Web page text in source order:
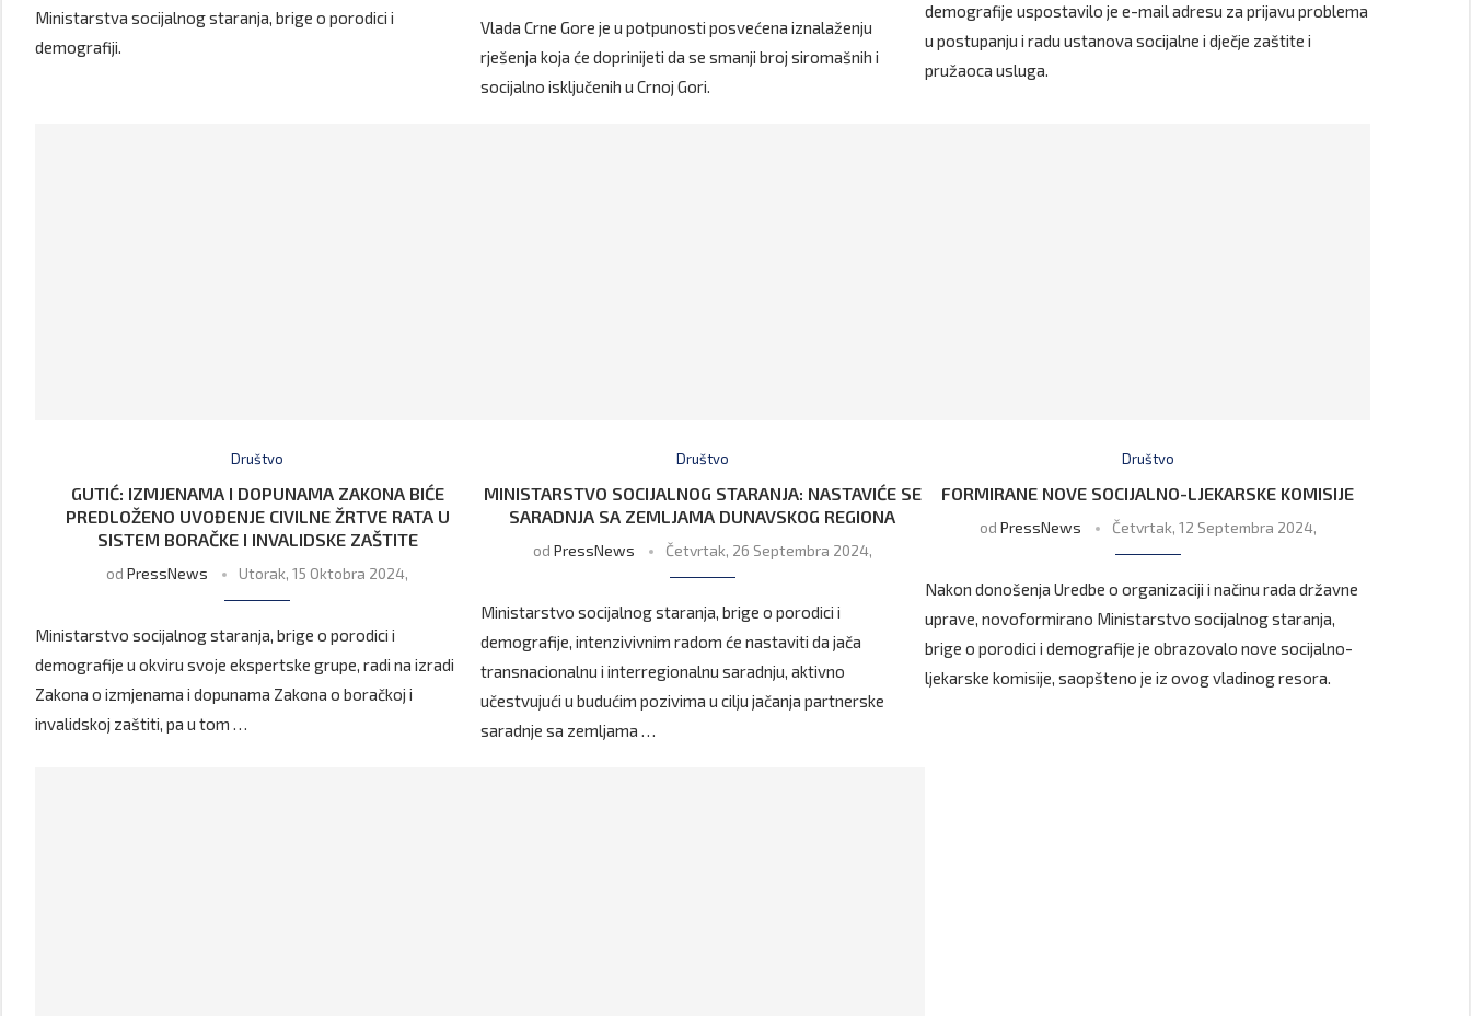
Ministarstva socijalnog staranja, brige o porodici i
demografiji.
Vlada Crne Gore je u potpunosti posvećena iznalaženju
rješenja koja će doprinijeti da se smanji broj siromašnih i
socijalno isključenih u Crnoj Gori.
demografije uspostavilo je e-mail adresu za prijavu problema
u postupanju i radu ustanova socijalne i dječje zaštite i
pružaoca usluga.
Društvo
GUTIĆ: IZMJENAMA I DOPUNAMA ZAKONA BIĆE
PREDLOŽENO UVOĐENJE CIVILNE ŽRTVE RATA U
SISTEM BORAČKE I INVALIDSKE ZAŠTITE
odPressNews Utorak, 15 Oktobra 2024,
Ministarstvo socijalnog staranja, brige o porodici i
demografije u okviru svoje ekspertske grupe, radi na izradi
Zakona o izmjenama i dopunama Zakona o boračkoj i
invalidskoj zaštiti, pa u tom …
Društvo
MINISTARSTVO SOCIJALNOG STARANJA: NASTAVIĆE SE
SARADNJA SA ZEMLJAMA DUNAVSKOG REGIONA
od PressNews Četvrtak, 26 Septembra 2024,
Ministarstvo socijalnog staranja, brige o porodici i
demografije, intenzivivnim radom će nastaviti da jača
transnacionalnu i interregionalnu saradnju, aktivno
učestvujući u budućim pozivima u cilju jačanja partnerske
saradnje sa zemljama …
Društvo
FORMIRANE NOVE SOCIJALNO-LJEKARSKE KOMISIJE
od PressNews Četvrtak, 12 Septembra 2024,
Nakon donošenja Uredbe o organizaciji i načinu rada državne
uprave, novoformirano Ministarstvo socijalnog staranja,
brige o porodici i demografije je obrazovalo nove socijalno-
ljekarske komisije, saopšteno je iz ovog vladinog resora.